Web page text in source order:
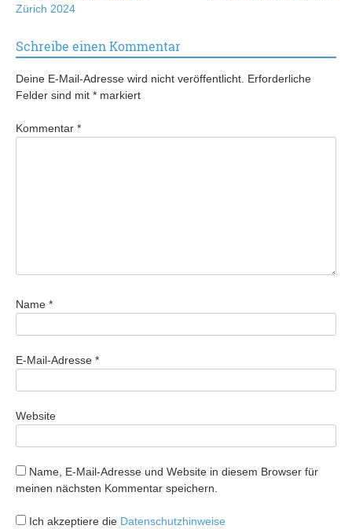
Zürich 2024
Schreibe einen Kommentar
Deine E-Mail-Adresse wird nicht veröffentlicht. Erforderliche
Felder sind mit * markiert
Kommentar *
Name *
E-Mail-Adresse *
Website
Name, E-Mail-Adresse und Website in diesem Browser für
meinen nächsten Kommentar speichern.
Ich akzeptiere die Datenschutzhinweise